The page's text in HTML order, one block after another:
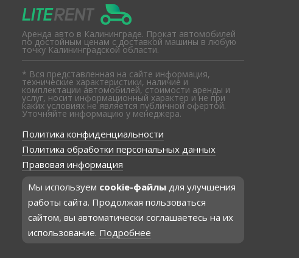
Аренда авто в Калининграде. Прокат автомобилей
по достойным ценам с доставкой машины в любую
точку Калининградской области.
* Вся представленная на сайте информация,
технические характеристики, наличие и
комплектации автомобилей, стоимости аренды и
услуг, носит информационный характер и не при
каких условиях не является публичной офертой.
Уточняйте информацию у менеджера.
Политика конфиденциальности
Политика обработки персональных данных
Правовая информация
Мы используем cookie-файлы для улучшения
работы сайта. Продолжая пользоваться
сайтом, вы автоматически соглашаетесь на их
использование. Подробнее